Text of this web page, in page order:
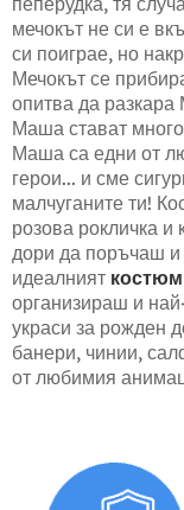
мечокът не си е
си поиграе, но
Мечокът се
опитва да
Маша стават
Маша са едни от
герои... и сме
малчуганите ти!
розова рокличка
дори да поръчаш и
идеалният
организираш и
украси за рожден
банери, чинии,
от любимия